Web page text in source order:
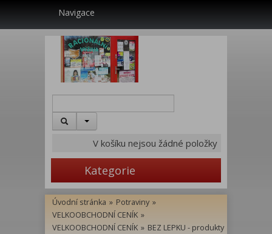
Navigace
V košíku nejsou žádné položky
Kategorie
Úvodní stránka » Potraviny »
VELKOOBCHODNÍ CENÍK »
VELKOOBCHODNÍ CENÍK » BEZ LEPKU - produkty